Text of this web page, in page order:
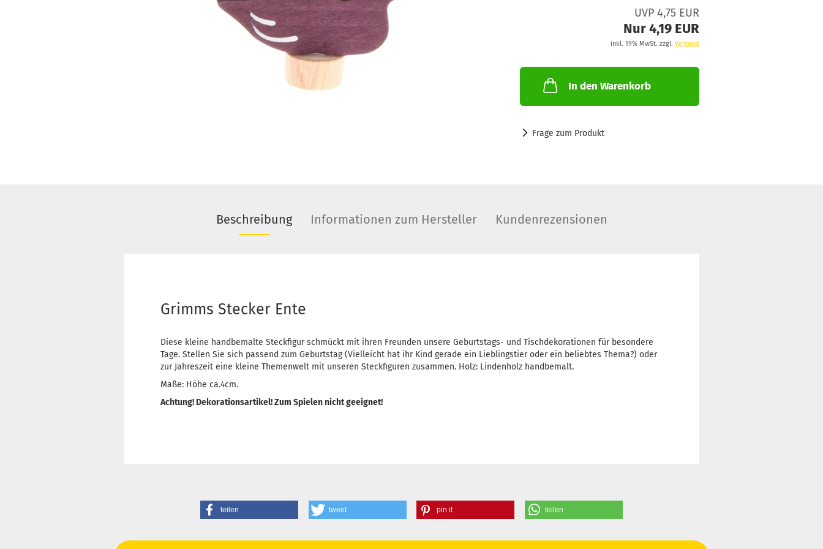
UVP 4,75 EUR
Nur 4,19 EUR
inkl. 19% MwSt. zzgl. Versand
In den Warenkorb
Frage zum Produkt
Beschreibung Informationen zum Hersteller Kundenrezensionen
Grimms Stecker Ente
Diese kleine handbemalte Steckfigur schmückt mit ihren Freunden unsere Geburtstags- und Tischdekorationen für besondere
Tage. Stellen Sie sich passend zum Geburtstag (Vielleicht hat ihr Kind gerade ein Lieblingstier oder ein beliebtes Thema?) oder
zur Jahreszeit eine kleine Themenwelt mit unseren Steckfiguren zusammen. Holz: Lindenholz handbemalt.
Maße: Höhe ca.4cm.
Achtung! Dekorationsartikel! Zum Spielen nicht geeignet!
teilen tweet pin it teilen